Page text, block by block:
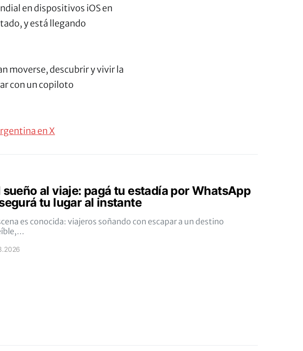
en dispositivos iOS en
y está llegando
moverse, descubrir y vivir la
con un copiloto
en X
sueño al viaje: pagá tu estadía por WhatsApp
tu lugar al instante
es conocida: viajeros soñando con escapar a un destino